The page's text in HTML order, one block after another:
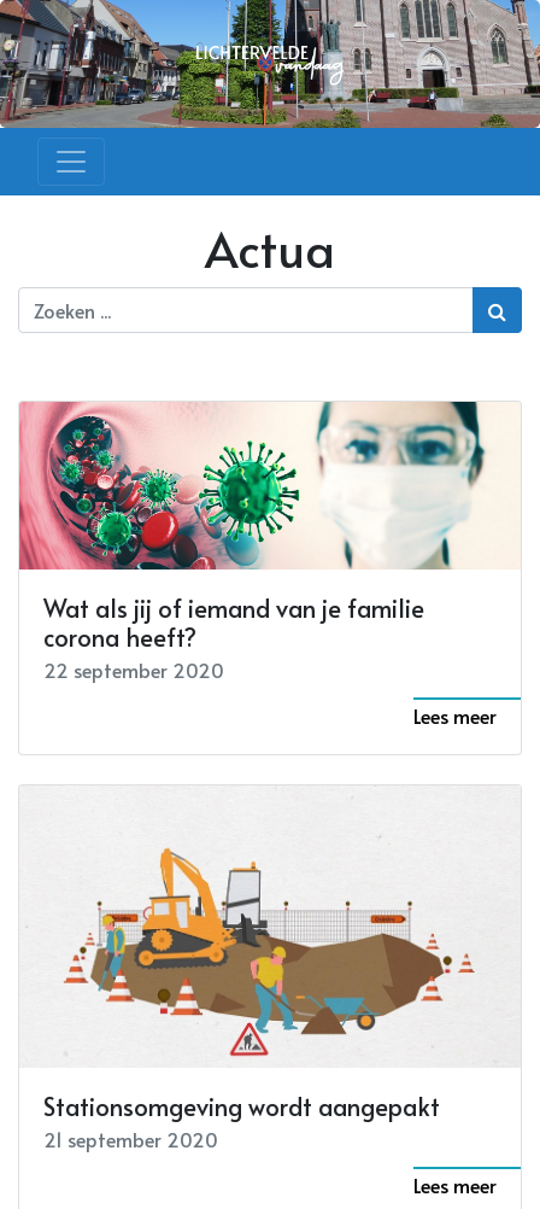
Actua
Wat als jij of iemand van je familie
corona heeft?
22 september 2020
Lees meer
Stationsomgeving wordt aangepakt
21 september 2020
Lees meer